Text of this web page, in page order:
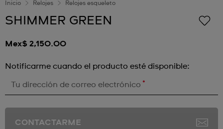
Inicio Relojes Relojes esqueleto
SHIMMER GREEN
Mex$ 2,150.00
Notificarme cuando el producto esté disponible:
Tu dirección de correo electrónico *
CONTACTARME